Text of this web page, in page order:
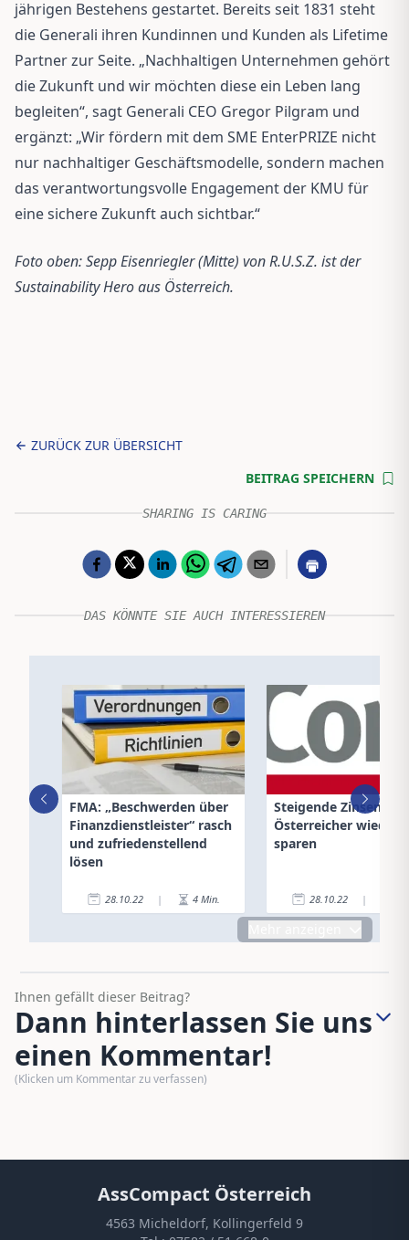
jährigen Bestehens gestartet. Bereits seit 1831 steht
die Generali ihren Kundinnen und Kunden als Lifetime
Partner zur Seite. „Nachhaltigen Unternehmen gehört
die Zukunft und wir möchten diese ein Leben lang
begleiten“, sagt Generali CEO Gregor Pilgram und
ergänzt: „Wir fördern mit dem SME EnterPRIZE nicht
nur nachhaltiger Geschäftsmodelle, sondern machen
das verantwortungsvolle Engagement der KMU für
eine sichere Zukunft auch sichtbar.“
Foto oben: Sepp Eisenriegler (Mitte) von R.U.S.Z. ist der
Sustainability Hero aus Österreich.
ZURÜCK ZUR ÜBERSICHT
BEITRAG SPEICHERN
SHARING IS CARING
DAS KÖNNTE SIE AUCH INTERESSIEREN
FMA: „Beschwerden über
Finanzdienstleister“ rasch
und zufriedenstellend
lösen
28.10.22 | 4 Min.
Steigende Zinsen
Österreicher wieder
sparen
28.10.22 |
Ihnen gefällt dieser Beitrag?
Dann hinterlassen Sie uns
einen Kommentar!
(Klicken um Kommentar zu verfassen)
AssCompact Österreich
4563 Micheldorf, Kollingerfeld 9